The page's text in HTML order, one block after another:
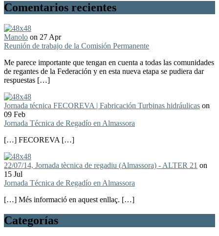
Comentarios recientes
Manolo on 27 Apr
Reunión de trabajo de la Comisión Permanente
Me parece importante que tengan en cuenta a todas las comunidades
de regantes de la Federación y en esta nueva etapa se pudiera dar
respuestas […]
Jornada técnica FECOREVA | Fabricación Turbinas hidráulicas on
09 Feb
Jornada Técnica de Regadío en Almassora
[…] FECOREVA […]
22/07/14, Jornada tècnica de regadiu (Almassora) - ALTER 21 on
15 Jul
Jornada Técnica de Regadío en Almassora
[…] Més informació en aquest enllaç. […]
Categorías